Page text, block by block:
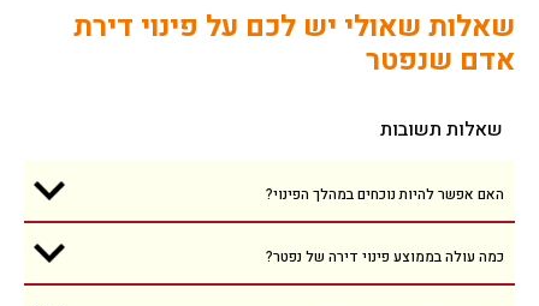
שאלות שאולי יש לכם על פינוי דירת
אדם שנפטר
שאלות תשובות
האם אפשר להיות נוכחים במהלך הפינוי?
כמה עולה בממוצע פינוי דירה של נפטר?